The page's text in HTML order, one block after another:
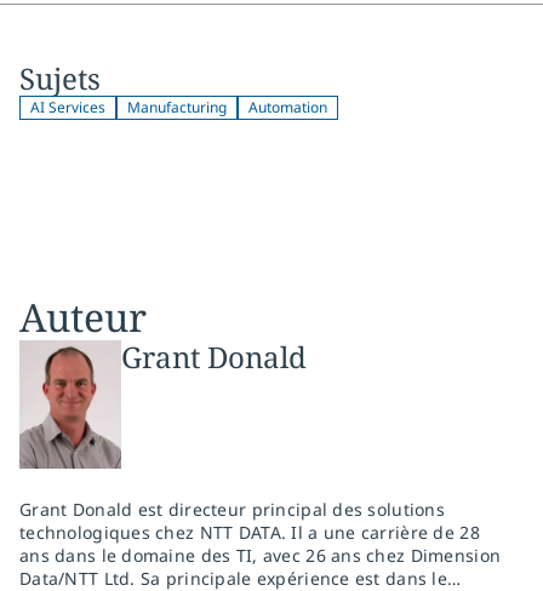
Sujets
AI Services Manufacturing Automation
Auteur
Grant Donald
Grant Donald est directeur principal des solutions
technologiques chez NTT DATA. Il a une carrière de 28
ans dans le domaine des TI, avec 26 ans chez Dimension
Data/NTT Ltd. Sa principale expérience est dans le